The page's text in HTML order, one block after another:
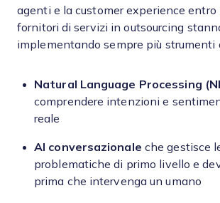
agenti e la customer experience entro
fornitori di servizi in outsourcing
implementando sempre più strumenti
Natural Language Processing
comprendere intenzioni e
reale
AI conversazionale che gestisce
problematiche di primo livello e
prima che intervenga un umano